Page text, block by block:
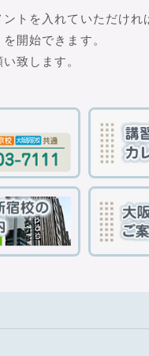
トを入れていただけれ
開始できます。
致します。